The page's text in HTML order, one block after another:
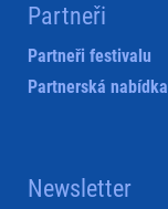
Partneři
Partneři festivalu
Partnerská nabídka
Newsletter